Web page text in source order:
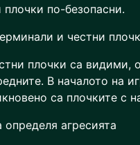
по-безопасни.
и честни
плочки са видими,
В началото на
са плочките с
агресията